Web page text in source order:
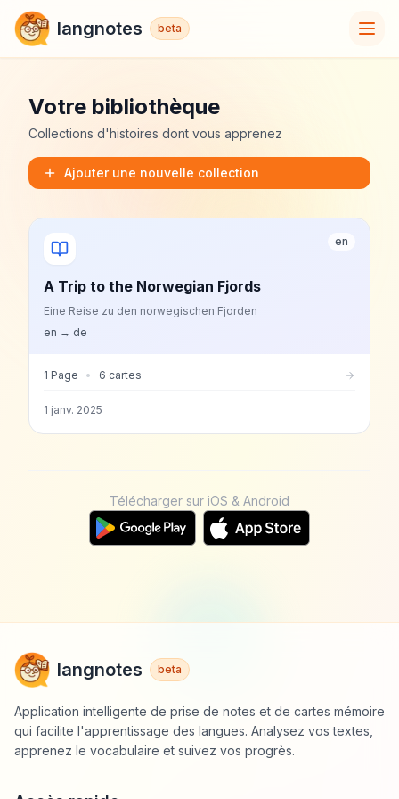
langnotes beta
Votre bibliothèque
Collections d'histoires dont vous apprenez
Ajouter une nouvelle collection
en
A Trip to the Norwegian Fjords
Eine Reise zu den norwegischen Fjorden
en → de
1 Page • 6 cartes
1 janv. 2025
Télécharger sur iOS & Android
langnotes beta
Application intelligente de prise de notes et de cartes mémoire
qui facilite l'apprentissage des langues. Analysez vos textes,
apprenez le vocabulaire et suivez vos progrès.